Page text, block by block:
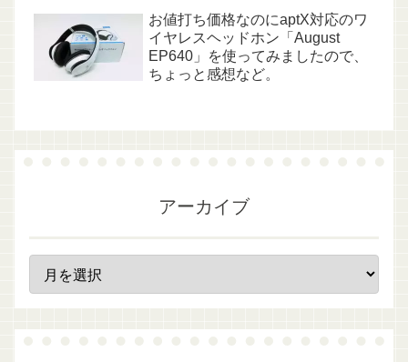
お値打ち価格なのにaptX対応のワ
イヤレスヘッドホン「August
EP640」を使ってみましたので、
ちょっと感想など。
アーカイブ